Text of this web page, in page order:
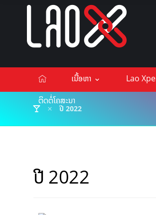
ເນື້ອຫາ Lao
ຕິດຕໍ່ໂຄສະນາ
ປີ 2022
ປີ 2022